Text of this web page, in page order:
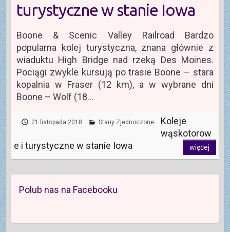
turystyczne w stanie Iowa
Boone & Scenic Valley Railroad Bardzo
popularna kolej turystyczna, znana głównie z
wiaduktu High Bridge nad rzeką Des Moines.
Pociągi zwykle kursują po trasie Boone – stara
kopalnia w Fraser (12 km), a w wybrane dni
Boone – Wolf (18…
21 listopada 2018 Stany Zjednoczone
Koleje
wąskotorow
e i turystyczne w stanie Iowa
więcej
Polub nas na Facebooku